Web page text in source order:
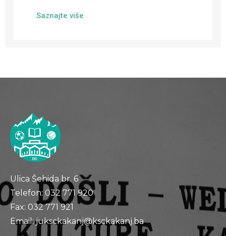
Saznajte više
Ulica Šehida br. 6
Telefon: 032 771 920
Fax: 032 771 921
Email: juksckakanj@ksckakanj.ba